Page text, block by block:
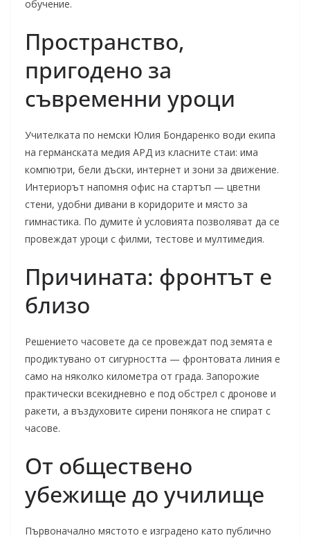
обучение.
Пространство,
пригодено за
съвременни уроци
Учителката по немски Юлия Бондаренко води екипа
на германската медия АРД из класните стаи: има
компютри, бели дъски, интернет и зони за движение.
Интериорът напомня офис на стартъп — цветни
стени, удобни дивани в коридорите и място за
гимнастика. По думите ѝ условията позволяват да се
провеждат уроци с филми, тестове и мултимедия.
Причината: фронтът е
близо
Решението часовете да се провеждат под земята е
продиктувано от сигурността — фронтовата линия е
само на няколко километра от града. Запорожие
практически всекидневно е под обстрел с дронове и
ракети, а въздуховите сирени понякога не спират с
часове.
От обществено
убежище до училище
Първоначално мястото е изградено като публично